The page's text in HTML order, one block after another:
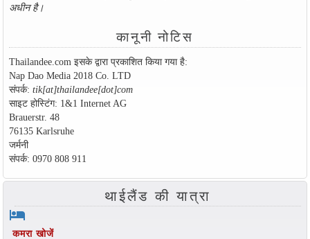
अधीन है।
कानूनी नोटिस
Thailandee.com इसके द्वारा प्रकाशित किया गया है:
Nap Dao Media 2018 Co. LTD
संपर्क: tik[at]thailandee[dot]com
साइट होस्टिंग: 1&1 Internet AG
Brauerstr. 48
76135 Karlsruhe
जर्मनी
संपर्क: 0970 808 911
थाईलैंड की यात्रा
hotel
कमरा खोजें